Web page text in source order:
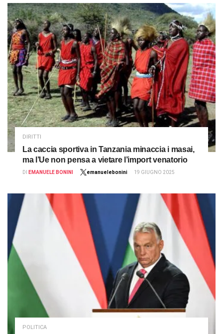
DIRITTI
La caccia sportiva in Tanzania minaccia i masai,
ma l’Ue non pensa a vietare l’import venatorio
DI EMANUELE BONINI emanuelebonini 19 GIUGNO 2025
POLITICA